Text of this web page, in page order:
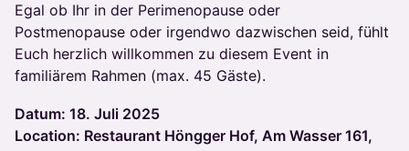
Egal ob Ihr in der Perimenopause oder
Postmenopause oder irgendwo dazwischen seid, fühlt
Euch herzlich willkommen zu diesem Event in
familiärem Rahmen (max. 45 Gäste).
Datum: 18. Juli 2025
Location: Restaurant Höngger Hof, Am Wasser 161,